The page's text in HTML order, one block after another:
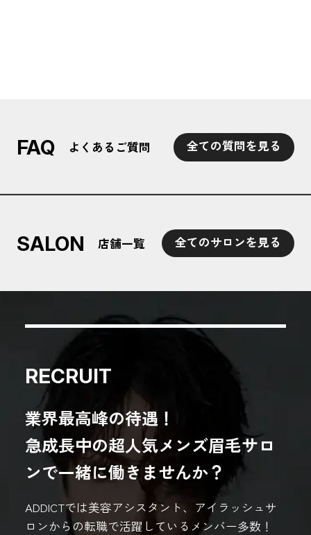
FAQ よくあるご質問 全ての質問を見る
SALON 店舗一覧 全てのサロンを見る
RECRUIT
業界最高峰の待遇！
急成長中の超人気メンズ眉毛サロ
ンで一緒に働きませんか？
ADDICTでは美容アシスタント、アイラッシュサ
ロンからの転職で活躍しているメンバー多数！